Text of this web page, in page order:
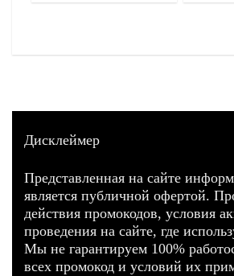
Дисклеймер
Представленная на сайте
является публичной офертой.
действия промокодов, условия
проведения на сайте, где
Мы не гарантируем 100%
всех промокод и условий их